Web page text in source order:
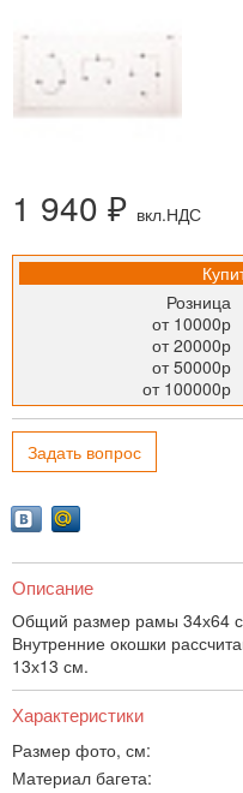
1 940 ₽ вкл.НДС
Розница
от 10000р
от 20000р
от 50000р
от 100000р
Задать вопрос
Описание
Общий размер рамы 34х64
Внутренние окошки
13х13 см.
Характеристики
Размер фото, см:
Материал багета: